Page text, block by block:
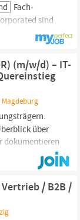
Fach­
sind
ein, das Leben
Produkte und
gestalten.
/Sachsen-
(m/w/d) – IT-
Magdeburg
über
dokumentieren
mit
/ B2B /